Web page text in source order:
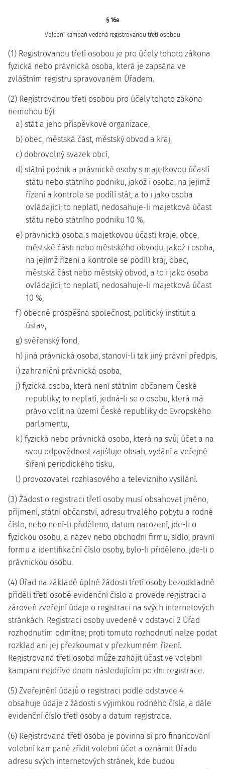
§ 16e
Volební kampaň vedená registrovanou třetí osobou
(1) Registrovanou třetí osobou je pro účely tohoto zákona
fyzická nebo právnická osoba, která je zapsána ve
zvláštním registru spravovaném Úřadem.
(2) Registrovanou třetí osobou pro účely tohoto zákona
nemohou být
a) stát a jeho příspěvkové organizace,
b) obec, městská část, městský obvod a kraj,
c) dobrovolný svazek obcí,
d) státní podnik a právnické osoby s majetkovou účastí
státu nebo státního podniku, jakož i osoba, na jejímž
řízení a kontrole se podílí stát, a to i jako osoba
ovládající; to neplatí, nedosahuje-li majetková účast
státu nebo státního podniku 10 %,
e) právnická osoba s majetkovou účastí kraje, obce,
městské části nebo městského obvodu, jakož i osoba,
na jejímž řízení a kontrole se podílí kraj, obec,
městská část nebo městský obvod, a to i jako osoba
ovládající; to neplatí, nedosahuje-li majetková účast
10 %,
f) obecně prospěšná společnost, politický institut a
ústav,
g) svěřenský fond,
h) jiná právnická osoba, stanoví-li tak jiný právní předpis,
i) zahraniční právnická osoba,
j) fyzická osoba, která není státním občanem České
republiky; to neplatí, jedná-li se o osobu, která má
právo volit na území České republiky do Evropského
parlamentu,
k) fyzická nebo právnická osoba, která na svůj účet a na
svou odpovědnost zajišťuje obsah, vydání a veřejné
šíření periodického tisku,
l) provozovatel rozhlasového a televizního vysílání.
(3) Žádost o registraci třetí osoby musí obsahovat jméno,
příjmení, státní občanství, adresu trvalého pobytu a rodné
číslo, nebo není-li přiděleno, datum narození, jde-li o
fyzickou osobu, a název nebo obchodní firmu, sídlo, právní
formu a identifikační číslo osoby, bylo-li přiděleno, jde-li o
právnickou osobu.
(4) Úřad na základě úplné žádosti třetí osoby bezodkladně
přidělí třetí osobě evidenční číslo a provede registraci a
zároveň zveřejní údaje o registraci na svých internetových
stránkách. Registraci osoby uvedené v odstavci 2 Úřad
rozhodnutím odmítne; proti tomuto rozhodnutí nelze podat
rozklad ani jej přezkoumat v přezkumném řízení.
Registrovaná třetí osoba může zahájit účast ve volební
kampani nejdříve dnem následujícím po dni registrace.
(5) Zveřejnění údajů o registraci podle odstavce 4
obsahuje údaje z žádosti s výjimkou rodného čísla, a dále
evidenční číslo třetí osoby a datum registrace.
(6) Registrovaná třetí osoba je povinna si pro financování
volební kampaně zřídit volební účet a oznámit Úřadu
adresu svých internetových stránek, kde budou